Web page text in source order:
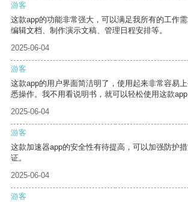
游客
这款app的功能非常强大，可以满足我所有的工作
编辑文档、制作演示文稿、管理日程安排等。
2025-06-04
游客
这款app的用户界面简洁明了，使用起来非常容易
悉操作。我不用看说明书，就可以轻松使用这款app
2025-06-04
游客
这款加速器app的安全性有待提高，可以加强防护
证。
2025-06-04
游客